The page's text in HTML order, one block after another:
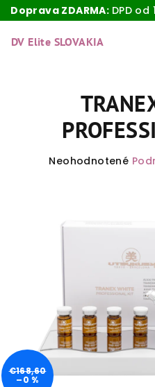
Doprava ZDARMA: DPD
naDV Elite SLOVAKIA
Priemerné
Neohodnotené
€168,60
–0 %